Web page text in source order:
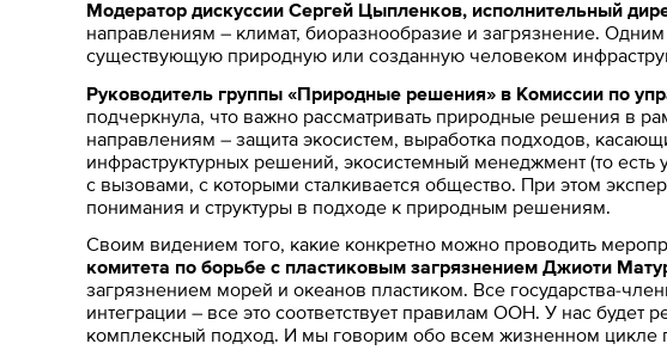
Модератор дискуссии Сергей Цыпленков, исполнительный
направлениям – климат, биоразнообразие и загрязнение.
существующую природную или созданную человеком
Руководитель группы «Природные решения» в Комиссии по
подчеркнула, что важно рассматривать природные решения в
направлениям – защита экосистем, выработка подходов,
инфраструктурных решений, экосистемный менеджмент (то
с вызовами, с которыми сталкивается общество. При этом
понимания и структуры в подходе к природным решениям.
Своим видением того, какие конкретно можно проводить
комитета по борьбе с пластиковым загрязнением Джиоти
загрязнением морей и океанов пластиком. Все государства-
интеграции – все это соответствует правилам ООН. У нас
комплексный подход. И мы говорим обо всем жизненном цикле